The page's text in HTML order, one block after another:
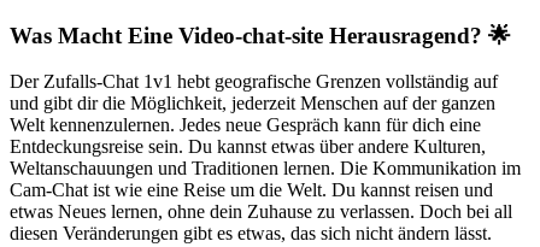
Was Macht Eine Video-chat-site Herausragend? 🌟
Der Zufalls-Chat 1v1 hebt geografische Grenzen vollständig auf
und gibt dir die Möglichkeit, jederzeit Menschen auf der ganzen
Welt kennenzulernen. Jedes neue Gespräch kann für dich eine
Entdeckungsreise sein. Du kannst etwas über andere Kulturen,
Weltanschauungen und Traditionen lernen. Die Kommunikation im
Cam-Chat ist wie eine Reise um die Welt. Du kannst reisen und
etwas Neues lernen, ohne dein Zuhause zu verlassen. Doch bei all
diesen Veränderungen gibt es etwas, das sich nicht ändern lässt.